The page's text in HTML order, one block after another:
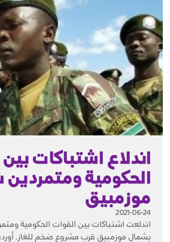
اندلاع اشتباكات
الحكومية
موزمبيق
2021-06-24
اندلعت اشتباكات بين القوات الحكومية